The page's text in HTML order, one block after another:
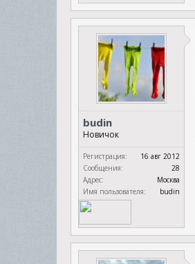
budin
Новичок
Регистрация:
16 авг 2012
Сообщения:
28
Адрес:
Москва
Имя пользователя:
budin